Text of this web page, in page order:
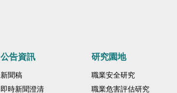
公告資訊
新聞稿
即時新聞澄清
研究園地
職業安全研究
職業危害評估研究